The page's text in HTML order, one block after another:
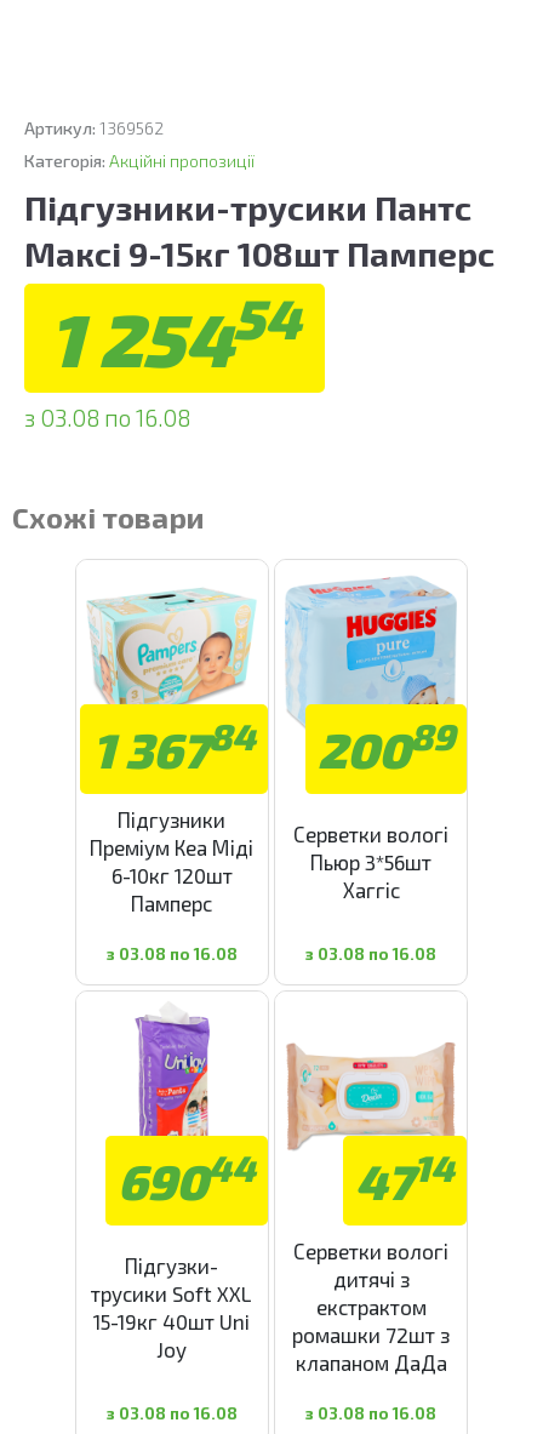
Артикул: 1369562
Категорія: Акційні пропозиції
Підгузники-трусики Пантс
Максі 9-15кг 108шт Памперс
1 25454
з 03.08 по 16.08
Схожі товари
1 36784
Підгузники
Преміум Кеа Міді
6-10кг 120шт
Памперс
з 03.08 по 16.08
20089
Серветки вологі
Пьюр 3*56шт
Хаггіс
з 03.08 по 16.08
69044
Підгузки-
трусики Soft XXL
15-19кг 40шт Uni
Joy
з 03.08 по 16.08
4714
Серветки вологі
дитячі з
екстрактом
ромашки 72шт з
клапаном ДаДа
з 03.08 по 16.08